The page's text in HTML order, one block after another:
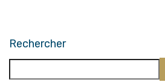
Rechercher